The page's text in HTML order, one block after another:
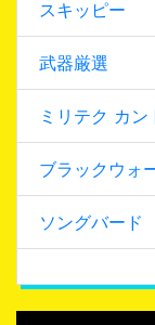
スキッピー
武器厳選
ミリテク カン
ブラックウォ
ソングバード